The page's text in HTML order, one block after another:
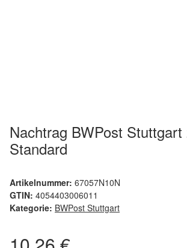
Nachtrag BWPost Stuttgart
Standard
Artikelnummer: 67057N10N
GTIN: 4054403006011
Kategorie: BWPost Stuttgart